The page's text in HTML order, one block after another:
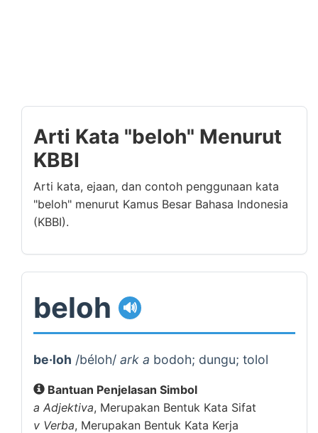
Arti Kata "beloh" Menurut
KBBI
Arti kata, ejaan, dan contoh penggunaan kata
"beloh" menurut Kamus Besar Bahasa Indonesia
(KBBI).
beloh 🔊
be·loh /béloh/ ark a bodoh; dungu; tolol
Bantuan Penjelasan Simbol
a Adjektiva, Merupakan Bentuk Kata Sifat
v Verba, Merupakan Bentuk Kata Kerja